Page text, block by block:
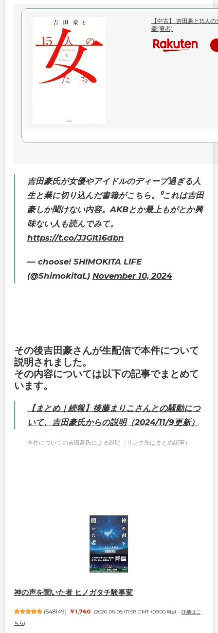
【中古】 吉田豪と15人
豪(著者)
吉田豪氏が女優やアイドルのディープ過ぎる人
生と業に切り込んだ書籍がこちら。⁰これは吉田
豪しか聞けない内容。AKBとか最上もがとか興
味ない人も読んでみて。
https://t.co/JJGlt16dbn
— choose! SHIMOKITA LIFE
(@ShimokitaL) November 10, 2024
その後吉田豪さんが生配信で本件について
説明されました。
その内容については以下の記事でまとめて
います。
【まとめ｜続報】後藤まりこさんとの騒動につ
いて、吉田豪氏からの説明（2024/11/9更新）
本件についての吉田豪氏による説明（リンク先はまとめ記事）
神の声を聞いた者 ヒノガタチ験事変
(548149) ￥1,760 (2026-08-08 07:58 GMT +09:00 時点 - 詳細はこ
ちら)